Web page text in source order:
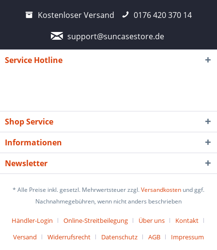
Kostenloser Versand
0176 420 370 14
support@suncasestore.de
Service Hotline
Shop Service
Informationen
Newsletter
* Alle Preise inkl. gesetzl. Mehrwertsteuer zzgl.Versandkosten und ggf.
Nachnahmegebühren, wenn nicht anders beschrieben
Händler-Login Online-Streitbeilegung Über uns
Kontakt
Versand
Widerrufsrecht Datenschutz AGB Impressum